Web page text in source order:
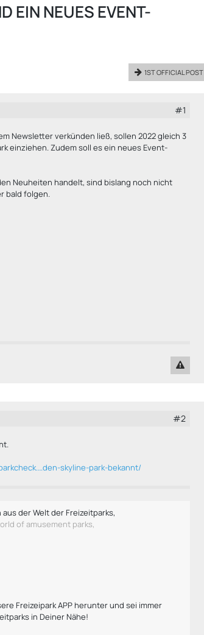
EIN NEUES EVENT-
1ST OFFICIAL POST
#1
Newsletter verkünden ließ, sollen 2022 gleich 3
einziehen. Zudem soll es ein neues Event-
Neuheiten handelt, sind bislang noch nicht
bald folgen.
#2
skyline-park-bekannt/
der Welt der Freizeitparks,
of amusement parks,
Freizeipark APP herunter und sei immer
in Deiner Nähe!